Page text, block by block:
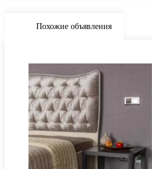
Похожие объявления